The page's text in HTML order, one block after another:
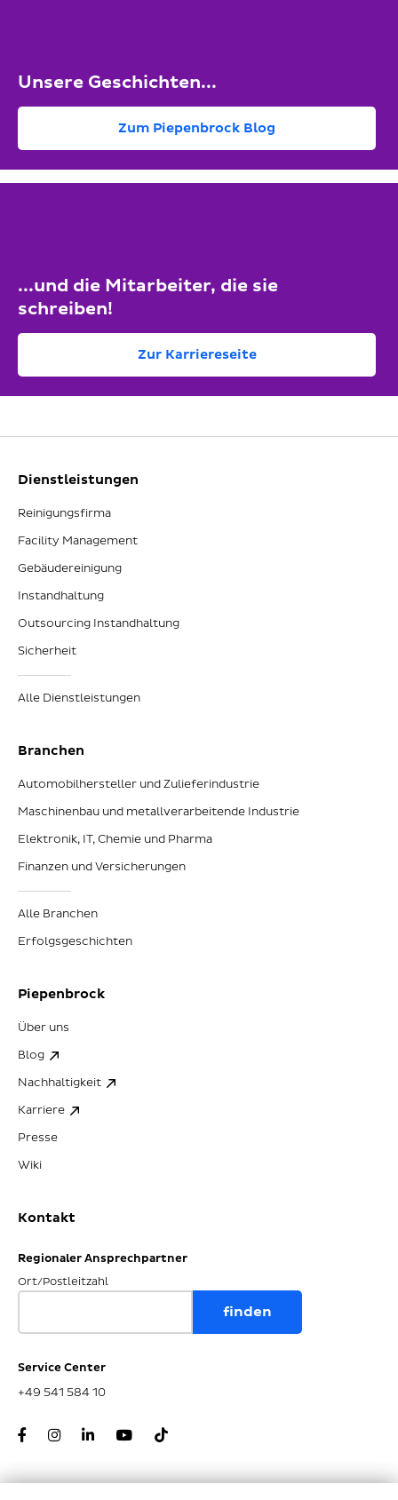
Unsere Geschichten...
Zum Piepenbrock Blog
...und die Mitarbeiter, die sie
schreiben!
Zur Karriereseite
Dienstleistungen
Reinigungsfirma
Facility Management
Gebäudereinigung
Instandhaltung
Outsourcing Instandhaltung
Sicherheit
Alle Dienstleistungen
Branchen
Automobilhersteller und Zulieferindustrie
Maschinenbau und metallverarbeitende Industrie
Elektronik, IT, Chemie und Pharma
Finanzen und Versicherungen
Alle Branchen
Erfolgsgeschichten
Piepenbrock
Über uns
Blog
Nachhaltigkeit
Karriere
Presse
Wiki
Kontakt
Regionaler Ansprechpartner
Ort/Postleitzahl
Service Center
+49 541 584 10